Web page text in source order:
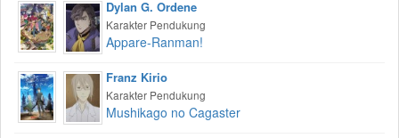
Dylan G. Ordene
Karakter Pendukung
Appare-Ranman!
Franz Kirio
Karakter Pendukung
Mushikago no Cagaster